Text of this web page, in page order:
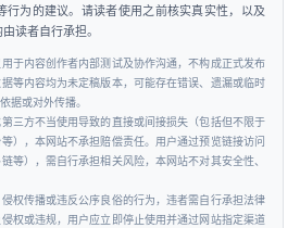
行为的建议。请读者使用之前核实真实性，以及
读者自行承担。
于内容创作者内部测试及协作沟通，不构成正式发布
等内容均为未定稿版本，可能存在错误、遗漏或临时
据或对外传播。
三方不当使用导致的直接或间接损失（包括但不限于
），本网站不承担赔偿责任。用户通过预览链接访问
等），需自行承担相关风险，本网站不对其安全性、
权传播或违反公序良俗的行为，违者需自行承担法律
权或违规，用户应立即停止使用并通过网站指定渠道